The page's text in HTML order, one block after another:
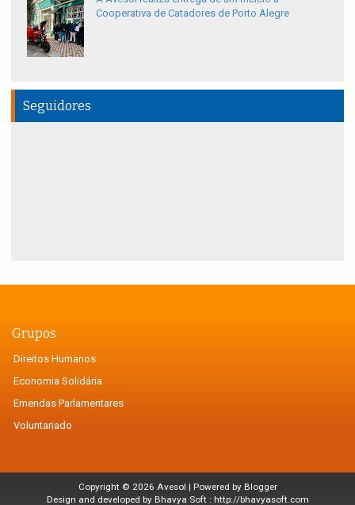
Cooperativa de Catadores de Porto Alegre
Seguidores
Grupos
Direitos Humanos
Economia Solidária
Emendas Parlamentares
Voluntariado
Copyright © 2026 Avesol | Powered by Blogger
Design and developed by Bhavya Soft : http://bhavyasoft.com